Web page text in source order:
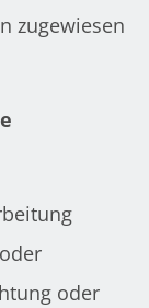
zugewiesen
oder